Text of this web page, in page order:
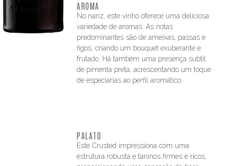
AROMA
No nariz, este vinho oferece uma deliciosa
variedade de aromas. As notas
predominantes são de ameixas, passas e
figos, criando um bouquet exuberante e
frutado. Há também uma presença subtil
de pimenta preta, acrescentando um toque
de especiarias ao perfil aromático.
PALATO
Este Crusted impressiona com uma
estrutura robusta e taninos firmes e ricos,